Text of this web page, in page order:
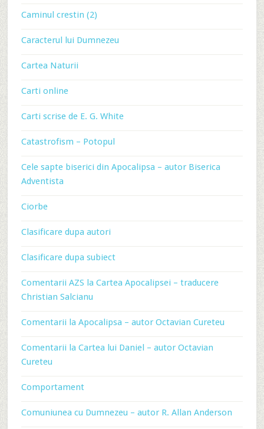
Caminul crestin (2)
Caracterul lui Dumnezeu
Cartea Naturii
Carti online
Carti scrise de E. G. White
Catastrofism – Potopul
Cele sapte biserici din Apocalipsa – autor Biserica
Adventista
Ciorbe
Clasificare dupa autori
Clasificare dupa subiect
Comentarii AZS la Cartea Apocalipsei – traducere
Christian Salcianu
Comentarii la Apocalipsa – autor Octavian Cureteu
Comentarii la Cartea lui Daniel – autor Octavian
Cureteu
Comportament
Comuniunea cu Dumnezeu – autor R. Allan Anderson